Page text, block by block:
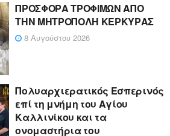
ΠΡΟΣΦΟΡΑ ΤΡΟΦΙΜΩΝ ΑΠΟ
ΤΗΝ ΜΗΤΡΟΠΟΛΗ ΚΕΡΚΥΡΑΣ
8 Αυγούστου 2026
Πολυαρχιερατικός Εσπερινός
επί τη μνήμη του Αγίου
Καλλινίκου και τα
ονομαστήρια του